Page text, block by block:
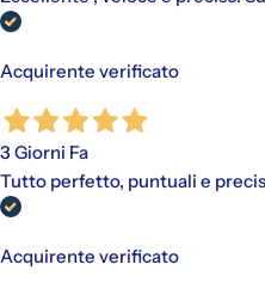
Acquirente verificato
3 Giorni Fa
Tutto perfetto, puntuali e
Acquirente verificato